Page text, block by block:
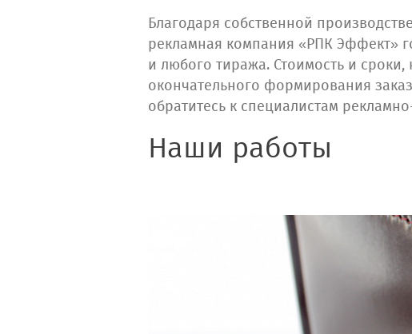
Благодаря собственной
рекламная компания «РПК Эффект»
и любого тиража. Стоимость и
окончательного формирования
обратитесь к специалистам
Наши работы